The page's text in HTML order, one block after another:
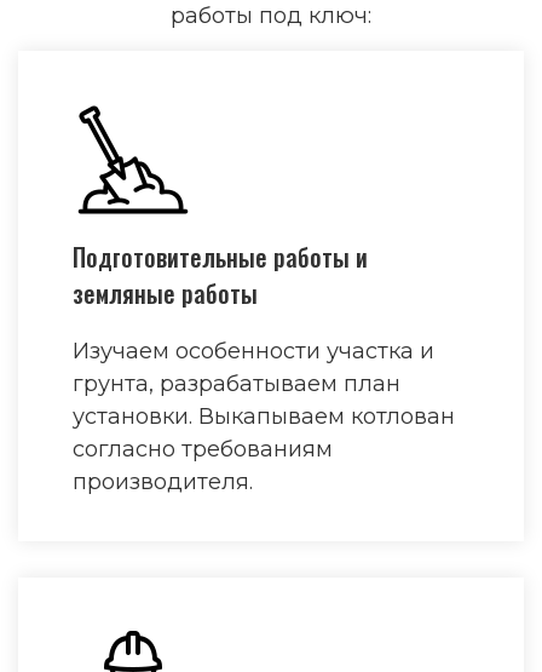
работы под ключ:
Подготовительные работы и
земляные работы
Изучаем особенности участка и
грунта, разрабатываем план
установки. Выкапываем котлован
согласно требованиям
производителя.